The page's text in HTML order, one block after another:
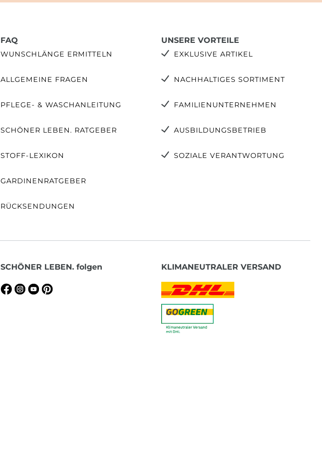
FAQ
WUNSCHLÄNGE ERMITTELN
ALLGEMEINE FRAGEN
PFLEGE- & WASCHANLEITUNG
SCHÖNER LEBEN. RATGEBER
STOFF-LEXIKON
GARDINENRATGEBER
RÜCKSENDUNGEN
UNSERE VORTEILE
EXKLUSIVE ARTIKEL
NACHHALTIGES SORTIMENT
FAMILIENUNTERNEHMEN
AUSBILDUNGSBETRIEB
SOZIALE VERANTWORTUNG
SCHÖNER LEBEN. folgen KLIMANEUTRALER VERSAND